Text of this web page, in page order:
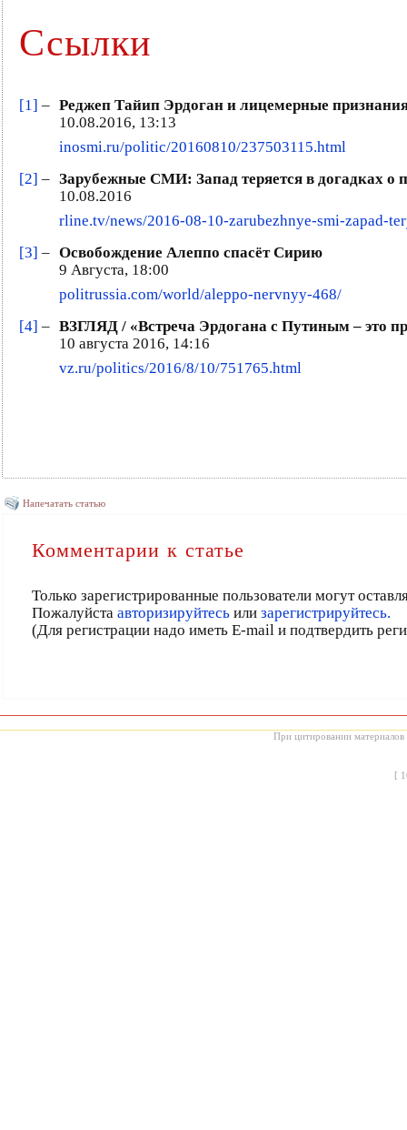
Ссылки
[1] – Реджеп Тайип Эрдоган и лицемерные
10.08.2016, 13:13
inosmi.ru/politic/20160810/237503115.html
[2] – Зарубежные СМИ: Запад теряется в догадках о
10.08.2016
rline.tv/news/2016-08-10-zarubezhnye-smi-zapad-
[3] – Освобождение Алеппо спасёт Сирию
9 Августа, 18:00
politrussia.com/world/aleppo-nervnyy-468/
[4] – ВЗГЛЯД / «Встреча Эрдогана с Путиным – это
10 августа 2016, 14:16
vz.ru/politics/2016/8/10/751765.html
Напечатать статью
Комментарии к статье
Только зарегистрированные пользователи могут
Пожалуйста авторизируйтесьили зарегистрируйтесь.
(Для регистрации надо иметь E-mail и подтвердить
При цитировании материалов
[